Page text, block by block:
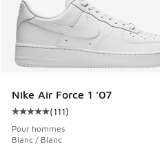
Nike Air Force 1 '07
Cote moyenne du client - [5
(111)
Pour hommes
Blanc / Blanc